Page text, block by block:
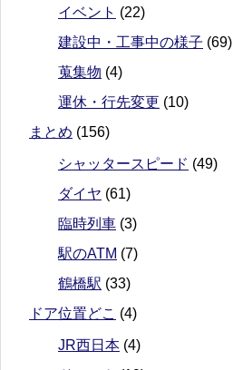
イベント (22)
建設中・工事中の様子 (69)
蒐集物 (4)
運休・行先変更 (10)
まとめ (156)
シャッタースピード (49)
ダイヤ (61)
臨時列車 (3)
駅のATM (7)
鶴橋駅 (33)
ドア位置どこ (4)
JR西日本 (4)